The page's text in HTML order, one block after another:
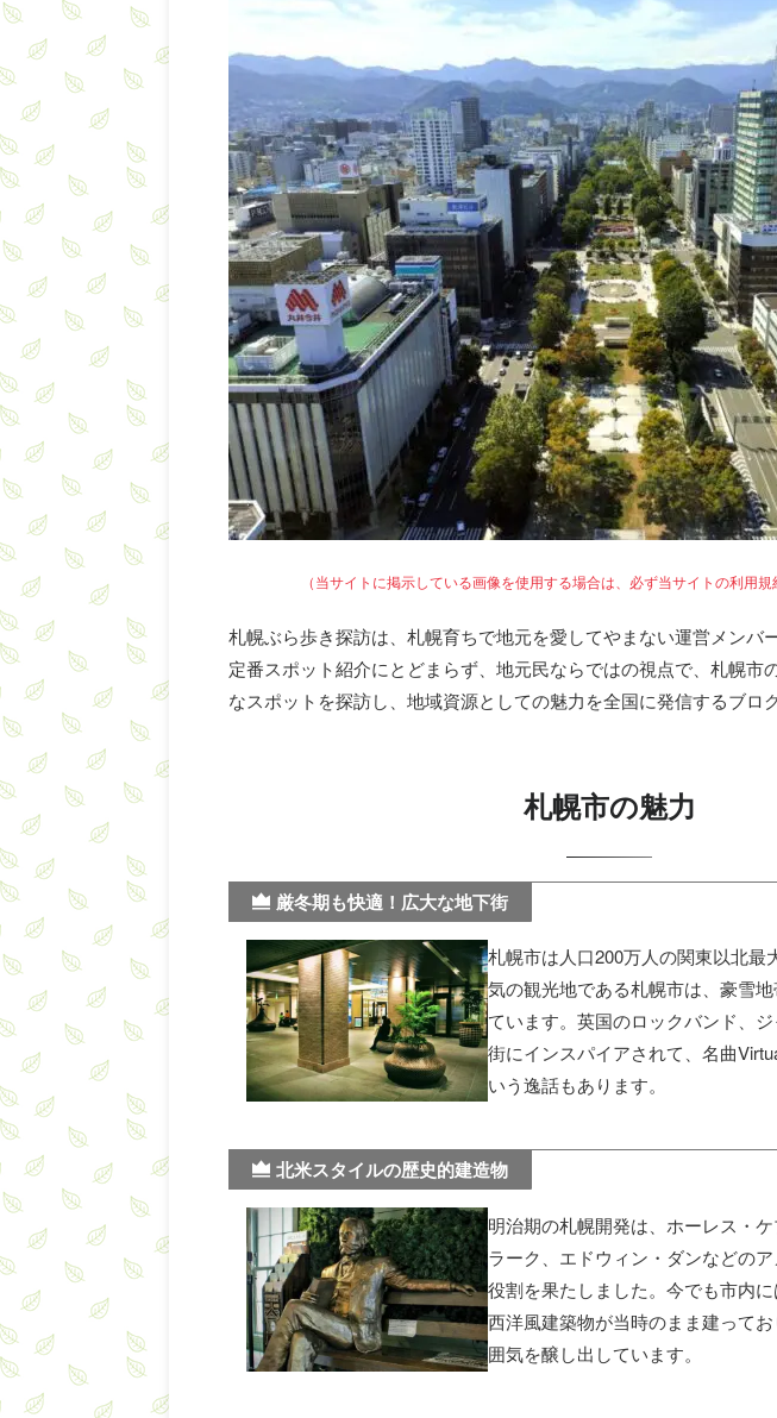
（当サイトに掲示している画像を使用する場合は、必ず当サイトの利用
札幌ぶら歩き探訪は、札幌育ちで地元を愛してやまない運営メンバ
定番スポット紹介にとどまらず、地元民ならではの視点で、札幌市
なスポットを探訪し、地域資源としての魅力を全国に発信するブログ
札幌市の魅力
厳冬期も快適！広大な地下街
札幌市は人口200万人の関東以北最
気の観光地である札幌市は、豪雪
ています。英国のロックバンド、
街にインスパイアされて、名曲
いう逸話もあります。
北米スタイルの歴史的建造物
明治期の札幌開発は、ホーレス・
ラーク、エドウィン・ダンなどの
役割を果たしました。今でも市内
西洋風建築物が当時のまま建って
囲気を醸し出しています。